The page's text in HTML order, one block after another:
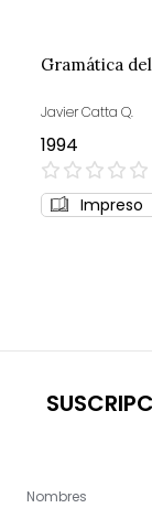
Gramática
Javier Catta Q.
1994
0%
Impreso
Nombres